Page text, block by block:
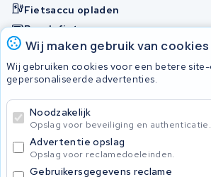
Wij maken gebruik van cookies
Wij gebruiken cookies voor een betere
gepersonaliseerde advertenties.
Noodzakelijk
Opslag voor beveiliging en authenticatie.
Advertentie opslag
Opslag voor reclamedoeleinden.
Gebruikersgegevens reclame
Fietsaccu opladen
Bosch fietsaccu
Nakijken en contact opnemen
Onherstelbaar
© 2026 KWS Seuren
Algemene
Privacybeleid